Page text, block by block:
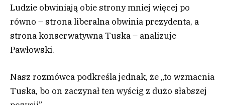
Ludzie obwiniają obie strony mniej więcej po
równo – strona liberalna obwinia prezydenta, a
strona konserwatywna Tuska – analizuje
Pawłowski.
Nasz rozmówca podkreśla jednak, że „to wzmacnia
Tuska, bo on zaczynał ten wyścig z dużo słabszej